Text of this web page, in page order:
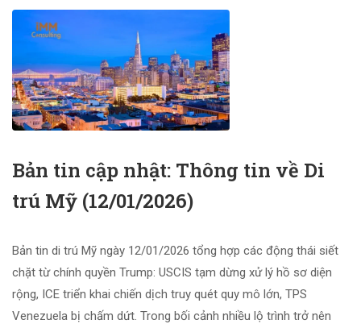
Bản tin cập nhật: Thông tin về Di
trú Mỹ (12/01/2026)
Bản tin di trú Mỹ ngày 12/01/2026 tổng hợp các động thái siết
chặt từ chính quyền Trump: USCIS tạm dừng xử lý hồ sơ diện
rộng, ICE triển khai chiến dịch truy quét quy mô lớn, TPS
Venezuela bị chấm dứt. Trong bối cảnh nhiều lộ trình trở nên